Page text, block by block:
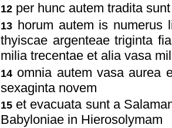
12 per hunc autem tradita
13 horum autem is numerus
thyiscae argenteae triginta
milia trecentae et alia vasa
14 omnia autem vasa aurea
sexaginta novem
15 et evacuata sunt a
Babyloniae in Hierosolymam